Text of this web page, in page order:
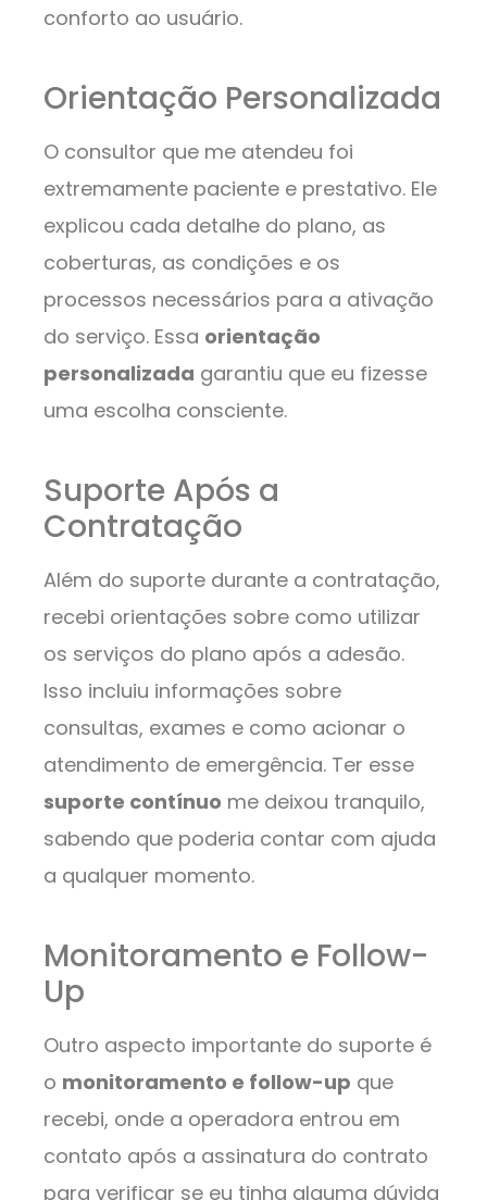
conforto ao usuário.
Orientação Personalizada
O consultor que me atendeu foi
extremamente paciente e prestativo. Ele
explicou cada detalhe do plano, as
coberturas, as condições e os
processos necessários para a ativação
do serviço. Essa orientação
personalizada garantiu que eu fizesse
uma escolha consciente.
Suporte Após a
Contratação
Além do suporte durante a contratação,
recebi orientações sobre como utilizar
os serviços do plano após a adesão.
Isso incluiu informações sobre
consultas, exames e como acionar o
atendimento de emergência. Ter esse
suporte contínuo me deixou tranquilo,
sabendo que poderia contar com ajuda
a qualquer momento.
Monitoramento e Follow-
Up
Outro aspecto importante do suporte é
o monitoramento e follow-up que
recebi, onde a operadora entrou em
contato após a assinatura do contrato
para verificar se eu tinha alguma dúvida